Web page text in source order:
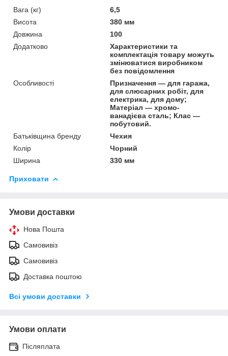
Вага (кг)
6,5
Висота
380 мм
Довжина
100
Додатково
Характеристики та
комплектація товару можуть
змінюватися виробником
без повідомлення
Особливості
Призначення — для гаража,
для слюсарних робіт, для
електрика, для дому;
Матеріал — хромо-
ванадієва сталь; Клас —
побутовий.
Батьківщина бренду
Чехия
Колір
Чорний
Ширина
330 мм
Приховати
Умови доставки
Нова Пошта
Самовивіз
Самовивіз
Доставка поштою
Всі умови доставки
Умови оплати
Післяплата